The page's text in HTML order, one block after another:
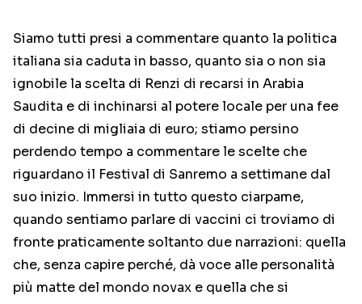
Siamo tutti presi a commentare quanto la politica
italiana sia caduta in basso, quanto sia o non sia
ignobile la scelta di Renzi di recarsi in Arabia
Saudita e di inchinarsi al potere locale per una fee
di decine di migliaia di euro; stiamo persino
perdendo tempo a commentare le scelte che
riguardano il Festival di Sanremo a settimane dal
suo inizio. Immersi in tutto questo ciarpame,
quando sentiamo parlare di vaccini ci troviamo di
fronte praticamente soltanto due narrazioni: quella
che, senza capire perché, dà voce alle personalità
più matte del mondo novax e quella che si